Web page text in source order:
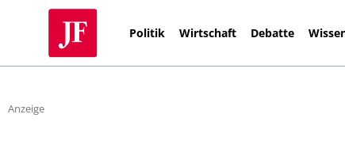
Politik Wirtschaft Debatte
Anzeige